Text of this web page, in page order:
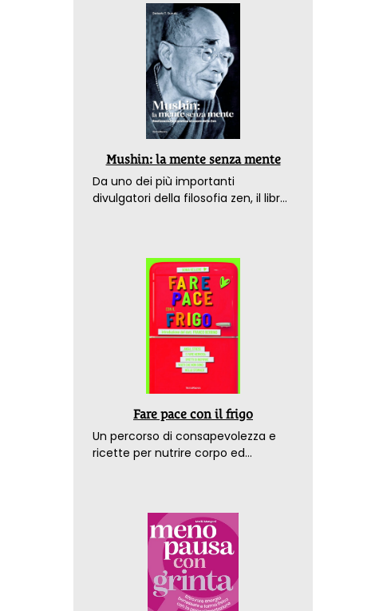
Mushin: la mente senza mente
Da uno dei più importanti
divulgatori della filosofia zen, il libro
Fare pace con il frigo
Un percorso di consapevolezza e
ricette per nutrire corpo ed